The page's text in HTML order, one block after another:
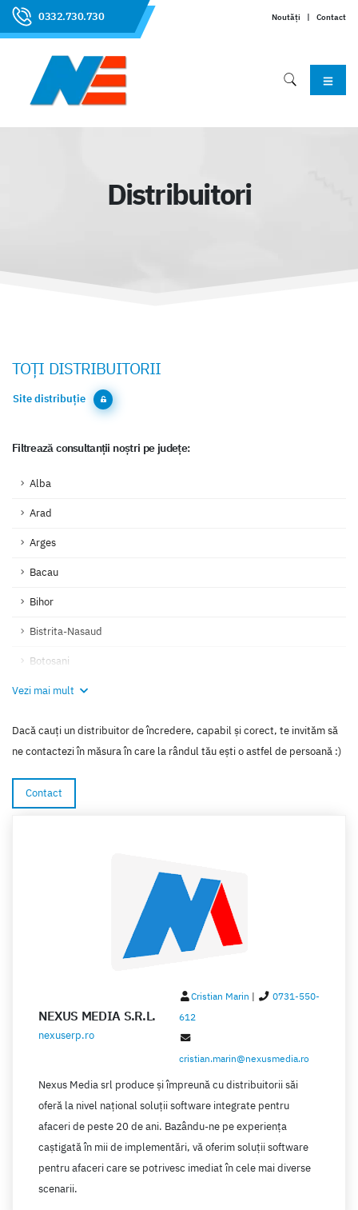
0332.730.730 Noutăți | Contact
Distribuitori
TOȚI DISTRIBUITORII
Site distribuție
Filtrează consultanții noștri pe județe:
Alba
Arad
Arges
Bacau
Bihor
Bistrita-Nasaud
Botosani
Braila
Bucuresti
Buzau
Calarasi
Galati
Harghita
Hunedoara
Ialomita
Iasi
Vezi mai mult
Dacă cauți un distribuitor de încredere, capabil și corect, te invităm să
ne contactezi în măsura în care la rândul tău ești o astfel de persoană :)
Contact
NEXUS MEDIA S.R.L.
nexuserp.ro
Cristian Marin |
0731-550-
612
cristian.marin@nexusmedia.ro
Nexus Media srl produce şi împreună cu distribuitorii săi
oferă la nivel naţional soluţii software integrate pentru
afaceri de peste 20 de ani. Bazându-ne pe experienţa
caştigată în mii de implementări, vă oferim soluţii software
pentru afaceri care se potrivesc imediat în cele mai diverse
scenarii.